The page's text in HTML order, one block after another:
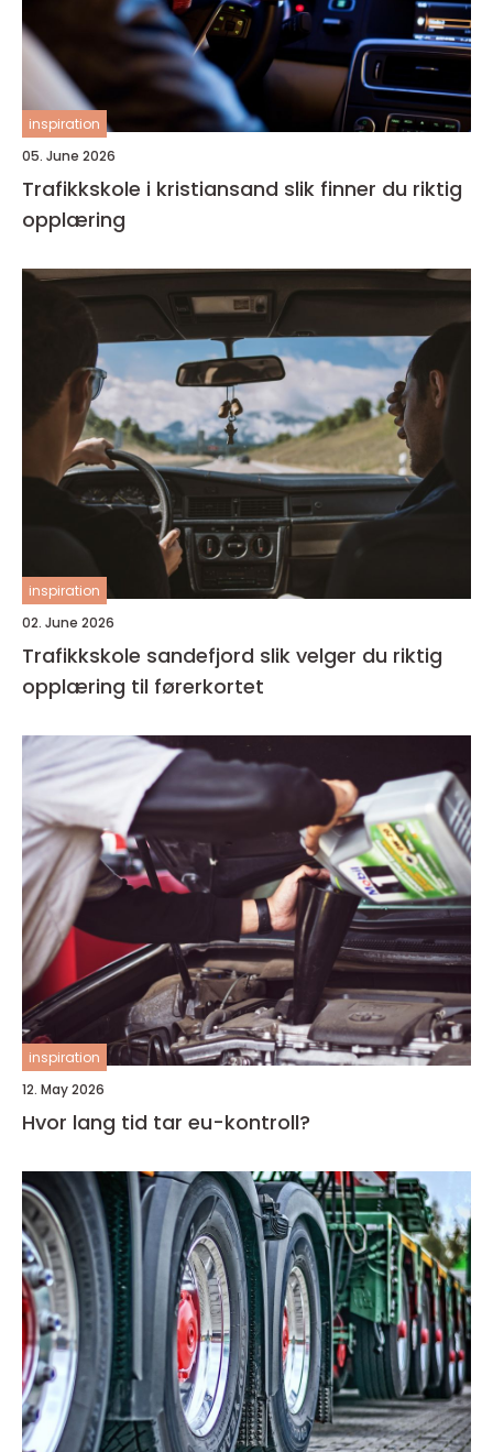
inspiration
05. June 2026
Trafikkskole i kristiansand slik finner du riktig
opplæring
inspiration
02. June 2026
Trafikkskole sandefjord slik velger du riktig
opplæring til førerkortet
inspiration
12. May 2026
Hvor lang tid tar eu-kontroll?